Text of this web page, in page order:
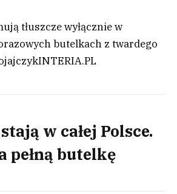
tłuszcze wyłącznie w
butelkach z twardego
INTERIA.PL
w całej Polsce.
pełną butelkę